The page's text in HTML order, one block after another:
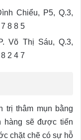
Chiểu, P5, Q.3,
8 8 5
Võ Thị Sáu, Q.3,
2 4 7
trị thâm mụn bằng
hàng sẽ được tiến
chặt chẽ có sự hỗ